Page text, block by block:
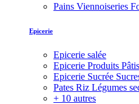
Pains Viennoiseries
Epicerie
Epicerie salée
Epicerie Produits
Epicerie Sucrée
Pates Riz Légumes
+ 10 autres